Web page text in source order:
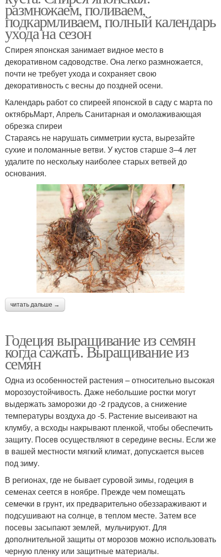
размножаем, поливаем,
подкармливаем, полный календарь
ухода на сезон
Спирея японская занимает видное место в
декоративном садоводстве. Она легко размножается,
почти не требует ухода и сохраняет свою
декоративность с весны до поздней осени.
Календарь работ со спиреей японской в саду с марта по
октябрьМарт, Апрель Санитарная и омолаживающая
обрезка спиреи
Стараясь не нарушать симметрии куста, вырезайте
сухие и поломанные ветви. У кустов старше 3–4 лет
удалите по нескольку наиболее старых ветвей до
основания.
читать дальше →
Годеция выращивание из семян
когда сажать. Выращивание из
семян
Одна из особенностей растения – относительно высокая
морозоустойчивость. Даже небольшие ростки могут
выдержать заморозки до -2 градусов, а снижение
температуры воздуха до -5. Растение высеивают на
клумбу, а всходы накрывают пленкой, чтобы обеспечить
защиту. Посев осуществляют в середине весны. Если же
в вашей местности мягкий климат, допускается высев
под зиму.
В регионах, где не бывает суровой зимы, годеция в
семенах сеется в ноябре. Прежде чем помещать
семечки в грунт, их предварительно обеззараживают и
подсушивают на солнце, в теплом месте. Затем все
посевы засыпают землей, мульчируют. Для
дополнительной защиты от морозов можно использовать
черную пленку или защитные материалы.